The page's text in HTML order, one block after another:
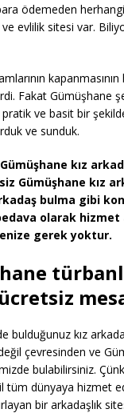
ödemeden
ve evlilik sitesi var.
Fakat Gümüşhane
ve basit bir
ve sunduk.
kız
Gümüşhane kız
bulma gibi
olarak hizmet
gerek yoktur.
bulduğunuz kız
çevresinden ve
bulabilirsiniz.
tüm dünyaya hizmet
bir arkadaşlık